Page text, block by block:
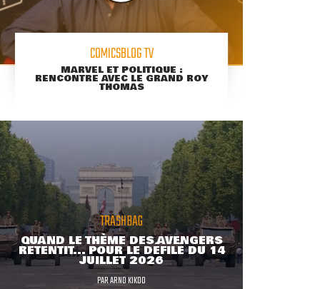
COMICSBLOG TV
MARVEL ET POLITIQUE :
RENCONTRE AVEC LE GRAND ROY
THOMAS
TRASHBAG
QUAND LE THÈME DES AVENGERS
RETENTIT... POUR LE DÉFILÉ DU 14
JUILLET 2026
PARARNO KIKOO